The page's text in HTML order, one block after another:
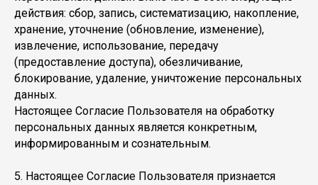
действия: сбор, запись, систематизацию, накопление,
хранение, уточнение (обновление, изменение),
извлечение, использование, передачу
(предоставление доступа), обезличивание,
блокирование, удаление, уничтожение персональных
данных.
Настоящее Согласие Пользователя на обработку
персональных данных является конкретным,
информированным и сознательным.
5. Настоящее Согласие Пользователя признается